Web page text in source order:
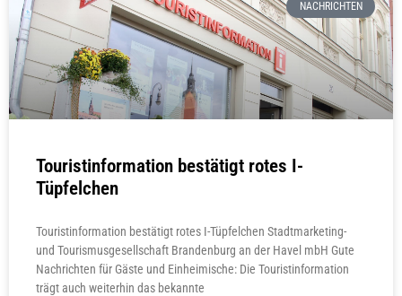
NACHRICHTEN
Touristinformation bestätigt rotes I-
Tüpfelchen
Touristinformation bestätigt rotes I-Tüpfelchen Stadtmarketing-
und Tourismusgesellschaft Brandenburg an der Havel mbH Gute
Nachrichten für Gäste und Einheimische: Die Touristinformation
trägt auch weiterhin das bekannte